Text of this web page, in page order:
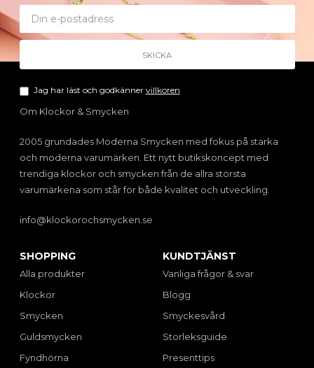
Jag har läst och godkänner villkoren
Om Klockor & Smycken
2005 grundades Moderna Smycken med fokus på starka
och moderna varumärken. Ett nytt butikskoncept med
trendiga klockor och smycken från de allra största
varumärkena som står för både kvalitet och utveckling.
info@klockorochsmycken.se
SHOPPING
Alla produkter
Klockor
Smycken
Guldsmycken
Fyndhörna
KUNDTJÄNST
Vanliga frågor & svar
Blogg
Smyckesvård
Storleksguide
Presenttips